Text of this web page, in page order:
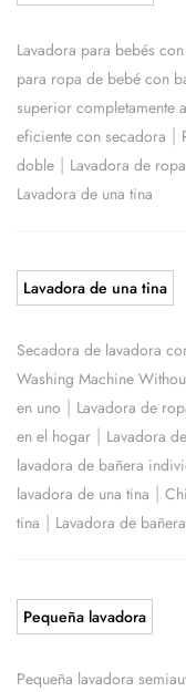
Lavadora para bebés
para ropa de bebé con
superior completamente
eficiente con secadora |
doble | Lavadora de
Lavadora de una tina
Lavadora de una tina
Secadora de lavadora
Washing Machine
en uno | Lavadora de
en el hogar | Lavadora
lavadora de bañera
lavadora de una tina |
tina | Lavadora de
Pequeña lavadora
Pequeña lavadora